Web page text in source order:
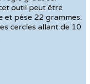
outil peut être
et pèse 22 grammes.
cercles allant de 10